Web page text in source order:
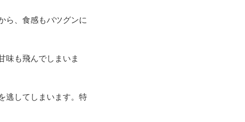
ら、食感もバツグンに
味も飛んでしまいま
逃してしまいます。特